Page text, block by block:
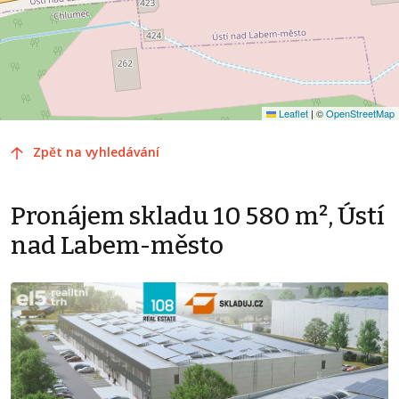
Leaflet | ©OpenStreetMap
Zpět na vyhledávání
Pronájem skladu 10 580 m², Ústí
nad Labem-město